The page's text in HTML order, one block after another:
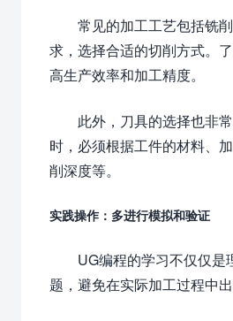
常见的加工工艺包括铣
求，选择合适的切削方式。
高生产效率和加工精度。
此外，刀具的选择也非
时，必须根据工件的材料、
削深度等。
实践操作：多进行模拟和验证
UG编程的学习不仅仅是
题，避免在实际加工过程中